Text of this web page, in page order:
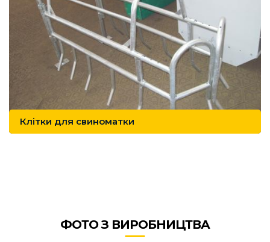
Клітки для свиноматки
ФОТО З ВИРОБНИЦТВА